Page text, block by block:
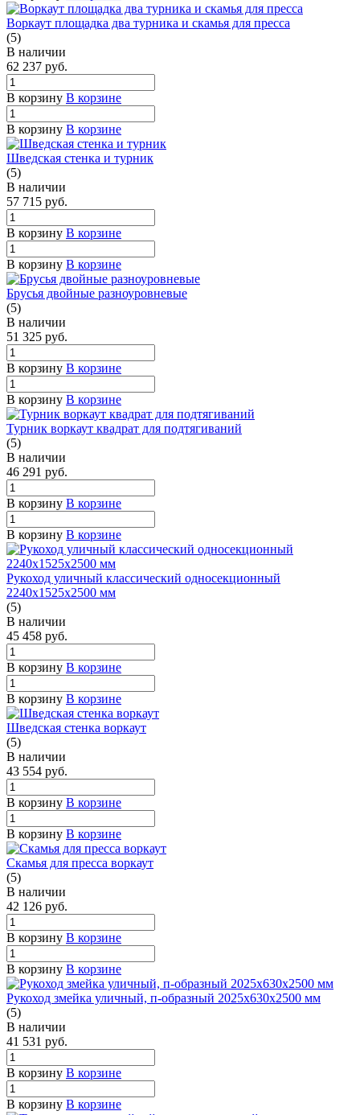
Воркаут площадка два турника и скамья для пресса
(5)
В наличии
62 237 руб.
В корзину В корзине
В корзину В корзине
Шведская стенка и турник
(5)
В наличии
57 715 руб.
В корзину В корзине
В корзину В корзине
Брусья двойные разноуровневые
(5)
В наличии
51 325 руб.
В корзину В корзине
В корзину В корзине
Турник воркаут квадрат для подтягиваний
(5)
В наличии
46 291 руб.
В корзину В корзине
В корзину В корзине
Рукоход уличный классический односекционный
2240х1525х2500 мм
(5)
В наличии
45 458 руб.
В корзину В корзине
В корзину В корзине
Шведская стенка воркаут
(5)
В наличии
43 554 руб.
В корзину В корзине
В корзину В корзине
Скамья для пресса воркаут
(5)
В наличии
42 126 руб.
В корзину В корзине
В корзину В корзине
Рукоход змейка уличный, п-образный 2025х630х2500 мм
(5)
В наличии
41 531 руб.
В корзину В корзине
В корзину В корзине